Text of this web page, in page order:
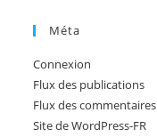
Méta
Connexion
Flux des publications
Flux des commentaires
Site de WordPress-FR